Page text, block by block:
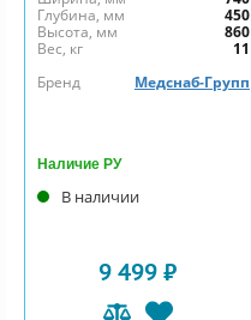
Глубина, мм
450
Высота, мм
860
Вес, кг
11
Бренд
Медснаб-Групп
Наличие РУ
В наличии
9 499 ₽